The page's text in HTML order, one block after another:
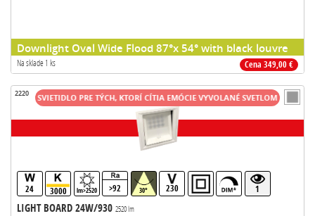
Downlight Oval Wide Flood 87°x 54° with black louvre
Na sklade 1 ks Cena 349,00 €
2220
24 3000 lm>2520 >92 30° 230 1
LIGHT BOARD 24W/930 2520 lm
SVIETIDLO PRE TÝCH, KTORÍ CÍTIA EMÓCIE VYVOLANÉ SVETLOM